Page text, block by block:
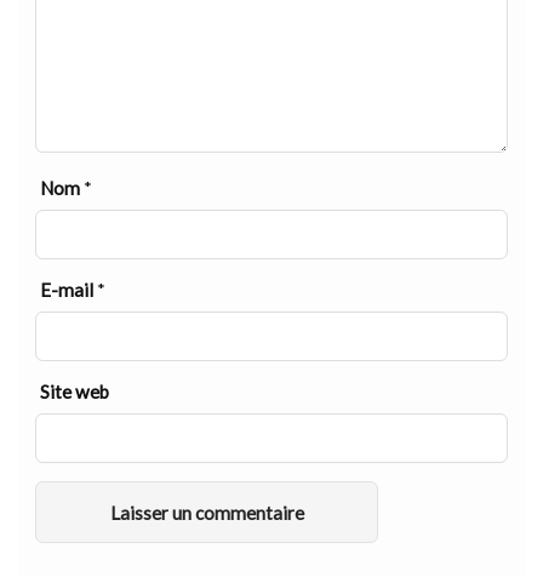
Nom *
E-mail *
Site web